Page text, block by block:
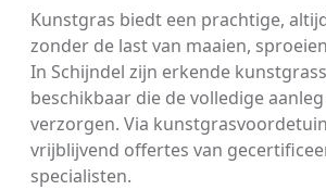
Kunstgras biedt een prachtige,
zonder de last van maaien,
In Schijndel zijn erkende
beschikbaar die de volledige
verzorgen. Via
vrijblijvend offertes van
specialisten.